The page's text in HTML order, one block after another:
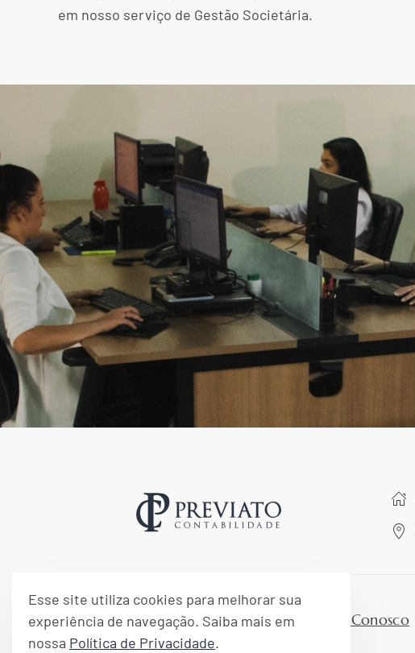
em nosso serviço de Gestão Societária.
Trabalhe Conosco
Esse site utiliza cookies para melhorar sua
experiência de navegação. Saiba mais em
nossa Política de Privacidade.